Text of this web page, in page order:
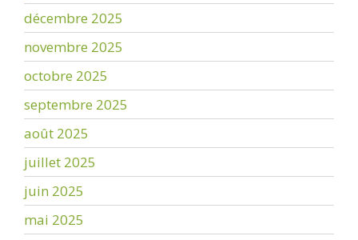
décembre 2025
novembre 2025
octobre 2025
septembre 2025
août 2025
juillet 2025
juin 2025
mai 2025